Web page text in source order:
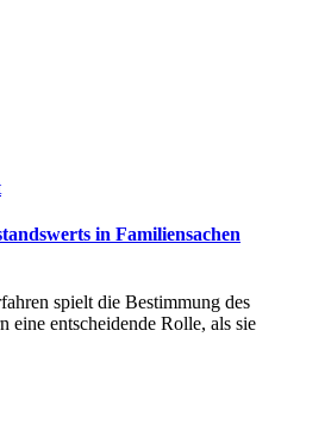
in Familiensachen
spielt die Bestimmung des
eine entscheidende Rolle, als sie